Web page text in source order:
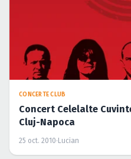
CONCERTE CLUB
Concert Celelalte
Cluj-Napoca
25 oct. 2010·Lucian